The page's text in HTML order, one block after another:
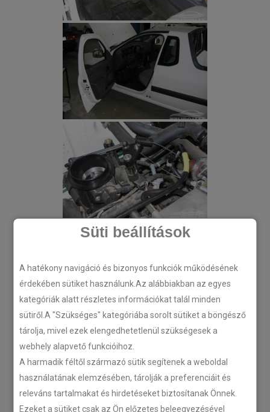
Süti beállítások
A hatékony navigáció és bizonyos funkciók működésének
érdekében sütiket használunk.Az alábbiakban az egyes
kategóriák alatt részletes információkat talál minden
sütiről.A "Szükséges" kategóriába sorolt sütiket a böngésző
tárolja, mivel ezek elengedhetetlenül szükségesek a
webhely alapvető funkcióihoz.
A harmadik féltől származó sütik segítenek a weboldal
használatának elemzésében, tárolják a preferenciáit és
releváns tartalmakat és hirdetéseket biztosítanak Önnek.
Ezeket a sütiket csak az Ön előzetes beleegyezésével